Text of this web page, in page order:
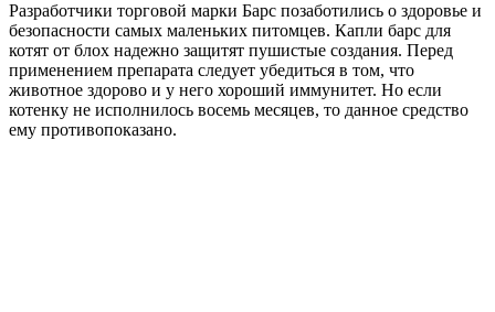
Разработчики торговой марки Барс позаботились о здоровье и
безопасности самых маленьких питомцев. Капли барс для
котят от блох надежно защитят пушистые создания. Перед
применением препарата следует убедиться в том, что
животное здорово и у него хороший иммунитет. Но если
котенку не исполнилось восемь месяцев, то данное средство
ему противопоказано.